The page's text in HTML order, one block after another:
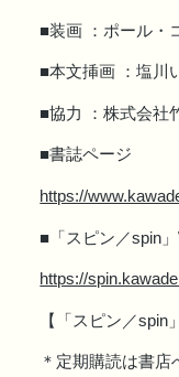
■装画 ：ポール・
■本文挿画 ：塩川
■協力 ：株式会社
■書誌ページ
https://
■「スピン／spin
https://
【「スピン／spin
＊定期購読は書店